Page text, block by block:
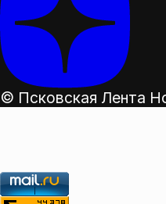
© Псковская Лента